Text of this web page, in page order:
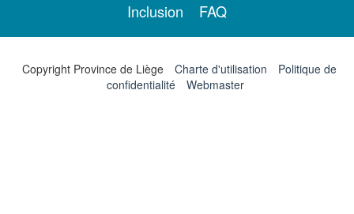
Inclusion
FAQ
Copyright Province de Liège Charte d'utilisation
Politique de
confidentialité
Webmaster